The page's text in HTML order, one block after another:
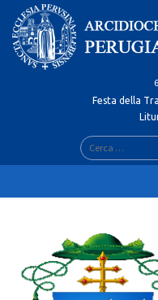
Skip
content
Festa della
Ricerca
per: